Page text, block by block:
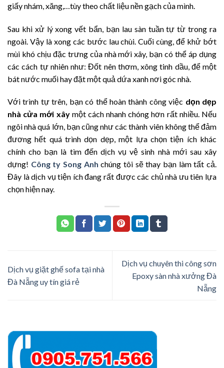
giấy nhám, xăng,…tùy theo chất liệu nền gạch của mình.
Sau khi xử lý xong vết bẩn, bạn lau sàn tuần tự từ trong ra
ngoài. Vậy là xong các bước lau chùi. Cuối cùng, để khử bớt
mùi khó chịu đặc trưng của nhà mới xây, bạn có thể áp dụng
các cách tự nhiên như: Đốt nên thơm, xông tinh dầu, để một
bát nước muối hay đặt một quả dứa xanh nơi góc nhà.
Với trình tự trên, bạn có thể hoàn thành công việc dọn dẹp
nhà cửa mới xâymột cách nhanh chóng hơn rất nhiều. Nếu
ngôi nhà quá lớn, bạn cũng như các thành viên không thể đảm
đương hết quá trình dọn dẹp, một lựa chọn tiện ích khác
chính cho bạn là tìm đến dịch vụ vệ sinh nhà mới sau xây
dựng! Công ty Song Anh chúng tôi sẽ thay bạn làm tất cả.
Đây là dịch vụ tiện ích đang rất được các chủ nhà ưu tiên lựa
chọn hiện nay.
Dịch vụ giặt ghế sofa tại nhà
Đà Nẵng uy tín giá rẻ
Dịch vụ chuyên thi công sơn
Epoxy sàn nhà xưởng Đà
Nẵng